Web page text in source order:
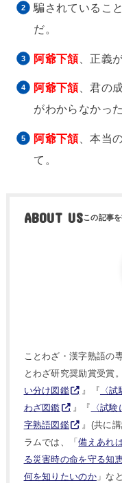
騙されているこ
だ。
阿爺下頷、正義
阿爺下頷、君の
がわからなかっ
阿爺下頷、本当
て。
ABOUT US
ことわざ・漢字熟語の
とわざ研究奨励賞受賞
い分け図鑑
』『 〈
わざ図鑑
』『
〈試
字熟語図鑑
』(共に
ラムでは、「備えあれ
る災害時の命を守る知
何を知りたいのか」な